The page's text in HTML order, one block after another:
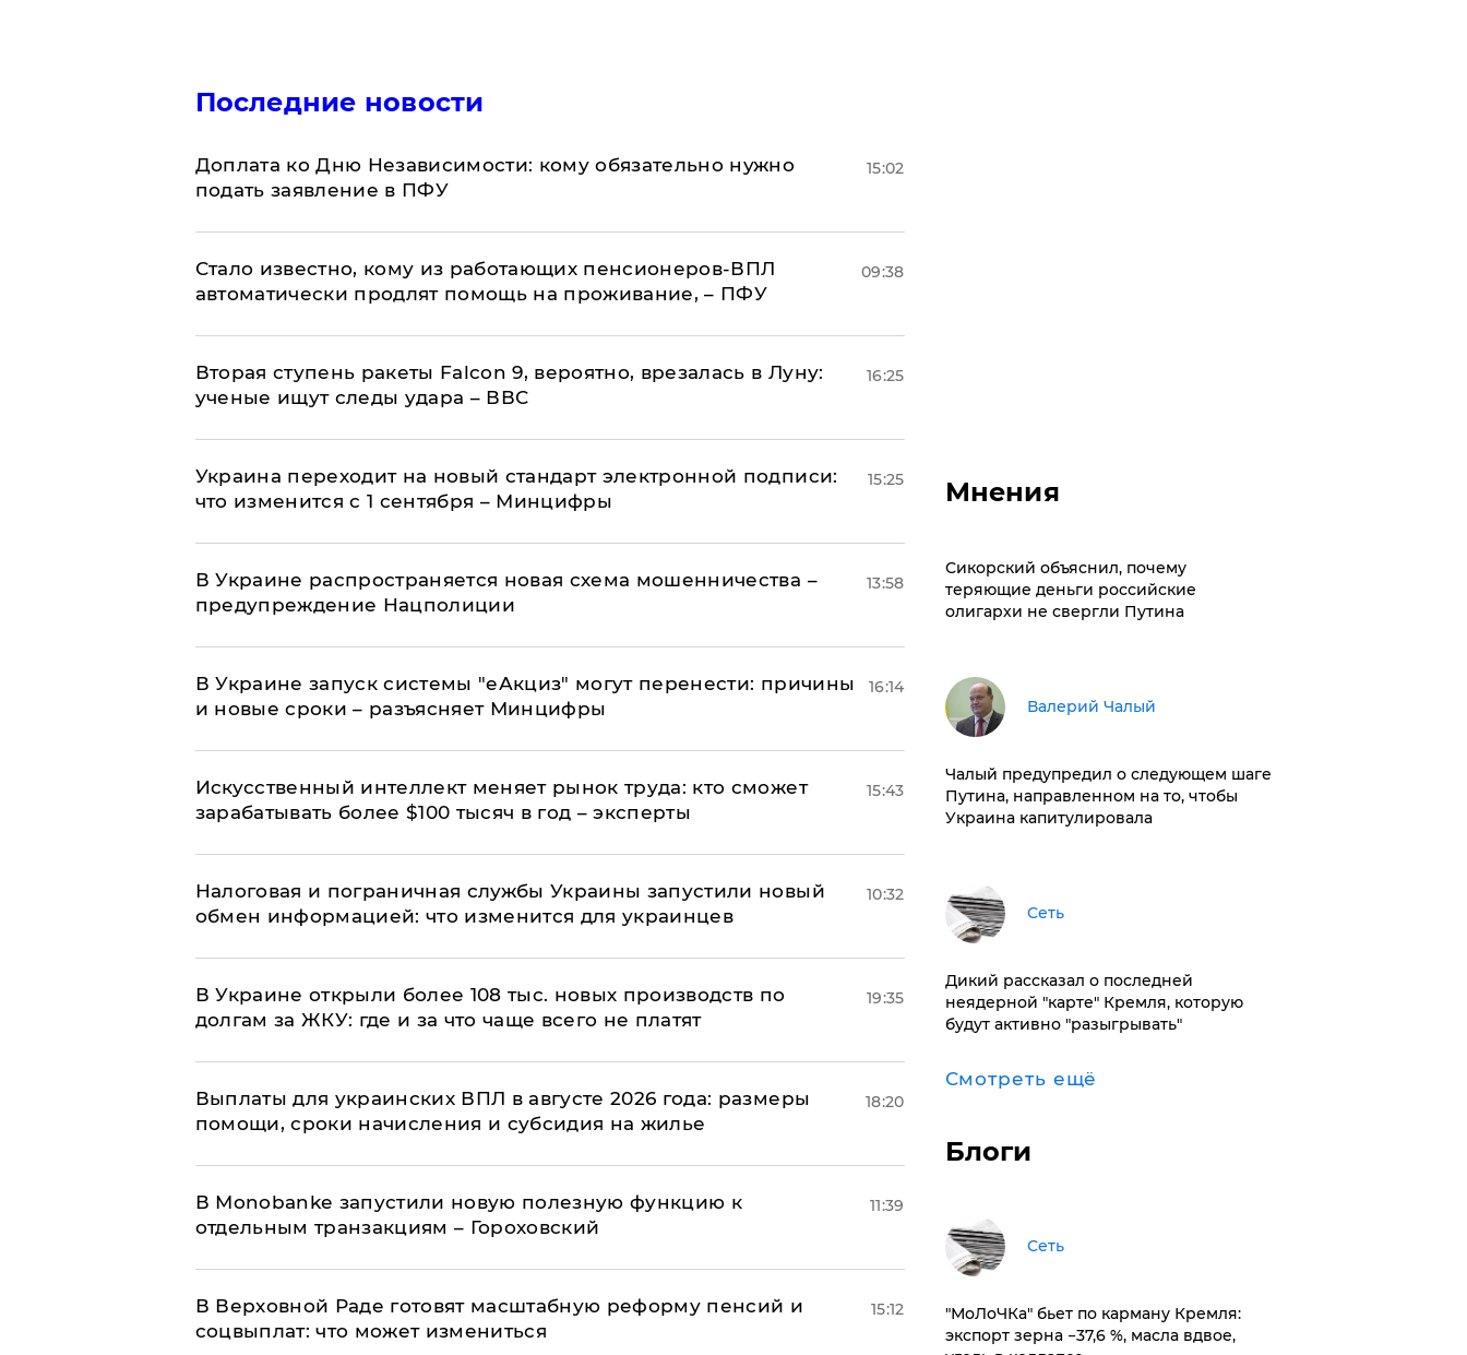
Последние новости
Доплата ко Дню Независимости: кому обязательно нужно
подать заявление в ПФУ
15:02
Стало известно, кому из работающих пенсионеров-ВПЛ
автоматически продлят помощь на проживание, – ПФУ
09:38
Вторая ступень ракеты Falcon 9, вероятно, врезалась в Луну:
ученые ищут следы удара – ВВС
16:25
Украина переходит на новый стандарт электронной подписи:
что изменится с 1 сентября – Минцифры
15:25
В Украине распространяется новая схема мошенничества –
предупреждение Нацполиции
13:58
В Украине запуск системы "еАкциз" могут перенести: причины
и новые сроки – разъясняет Минцифры
16:14
Искусственный интеллект меняет рынок труда: кто сможет
зарабатывать более $100 тысяч в год – эксперты
15:43
Налоговая и пограничная службы Украины запустили новый
обмен информацией: что изменится для украинцев
10:32
В Украине открыли более 108 тыс. новых производств по
долгам за ЖКУ: где и за что чаще всего не платят
19:35
Выплаты для украинских ВПЛ в августе 2026 года: размеры
помощи, сроки начисления и субсидия на жилье
18:20
В Мonobankе запустили новую полезную функцию к
отдельным транзакциям – Гороховский
11:39
В Верховной Раде готовят масштабную реформу пенсий и
соцвыплат: что может измениться
15:12
Мнения
Сикорский объяснил, почему
теряющие деньги российские
олигархи не свергли Путина
Валерий Чалый
Чалый предупредил о следующем шаге
Путина, направленном на то, чтобы
Украина капитулировала
Сеть
Дикий рассказал о последней
неядерной "карте" Кремля, которую
будут активно "разыгрывать"
Смотреть ещё
Блоги
Сеть
​"МоЛоЧКа" бьет по карману Кремля:
экспорт зерна −37,6 %, масла вдвое,